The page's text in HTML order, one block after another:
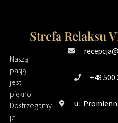
Naszą
pasją
jest
piękno.
Dostrzegamy
je
Strefa Relaksu
+48 500
ul.